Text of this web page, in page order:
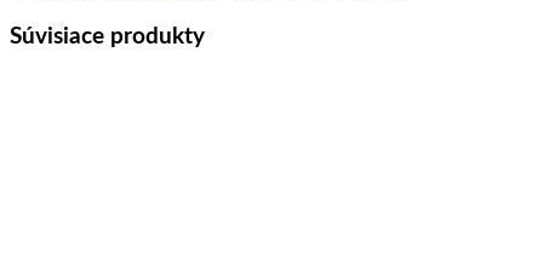
Súvisiace produkty